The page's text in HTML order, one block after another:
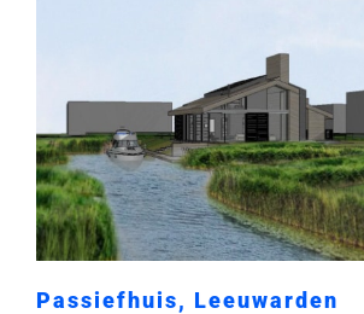
Passiefhuis, Leeuwarden